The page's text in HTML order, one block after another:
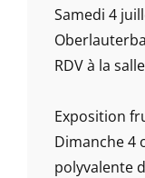
Samedi 4
RDV à la
Exposition
Dimanche 4
polyvalente